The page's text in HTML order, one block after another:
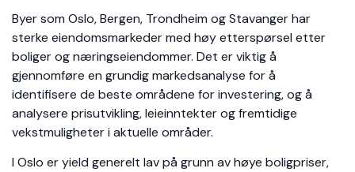
Byer som Oslo, Bergen, Trondheim og Stavanger har
sterke eiendomsmarkeder med høy etterspørsel etter
boliger og næringseiendommer. Det er viktig å
gjennomføre en grundig markedsanalyse for å
identifisere de beste områdene for investering, og å
analysere prisutvikling, leieinntekter og fremtidige
vekstmuligheter i aktuelle områder.
I Oslo er yield generelt lav på grunn av høye boligpriser,